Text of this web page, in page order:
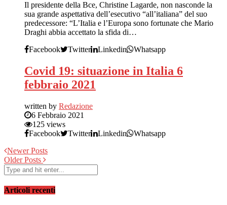
Il presidente della Bce, Christine Lagarde, non nasconde la
sua grande aspettativa dell’esecutivo “all’italiana” del suo
predecessore: “L’Italia e l’Europa sono fortunate che Mario
Draghi abbia accettato la sfida di…
Facebook
Twitter Linkedin Whatsapp
Covid 19: situazione in Italia 6
febbraio 2021
written by Redazione
6 Febbraio 2021
125 views
Facebook
Twitter Linkedin
Whatsapp
Newer Posts
Older Posts
Articoli recenti